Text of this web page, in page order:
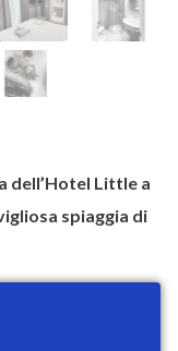
Little a
spiaggia di